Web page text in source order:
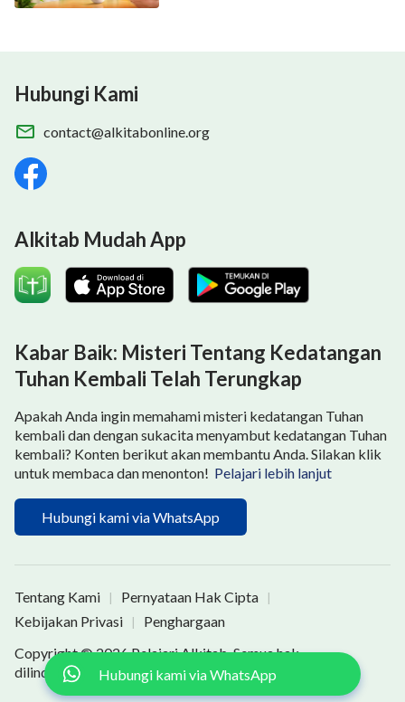
Hubungi Kami
contact@alkitabonline.org
Alkitab Mudah App
Kabar Baik: Misteri Tentang Kedatangan
Tuhan Kembali Telah Terungkap
Apakah Anda ingin memahami misteri kedatangan Tuhan
kembali dan dengan sukacita menyambut kedatangan Tuhan
kembali? Konten berikut akan membantu Anda. Silakan klik
untuk membaca dan menonton! Pelajari lebih lanjut
Hubungi kami via WhatsApp
Tentang Kami | Pernyataan Hak Cipta |
Kebijakan Privasi |
Penghargaan
Copyright © 2026Pelajari Alkitab. Semua hak
dilindungi undang-undang.Hubungi kami via WhatsApp